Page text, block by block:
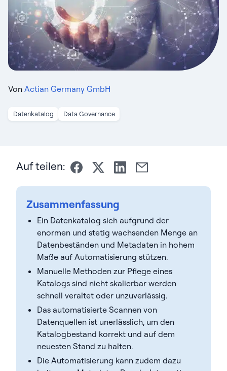
Von Actian Germany GmbH
Datenkatalog Data Governance
Auf teilen:
Zusammenfassung
Ein Datenkatalog sich aufgrund der
enormen und stetig wachsenden Menge an
Datenbeständen und Metadaten in hohem
Maße auf Automatisierung stützen.
Manuelle Methoden zur Pflege eines
Katalogs sind nicht skalierbar werden
schnell veraltet oder unzuverlässig.
Das automatisierte Scannen von
Datenquellen ist unerlässlich, um den
Katalogbestand korrekt und auf dem
neuesten Stand zu halten.
Die Automatisierung kann zudem dazu